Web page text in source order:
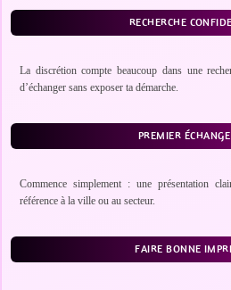
RECHERCHE
La discrétion compte beaucoup dans une
d’échanger sans exposer ta démarche.
PREMIER
Commence simplement : une présentation
référence à la ville ou au secteur.
FAIRE BONNE